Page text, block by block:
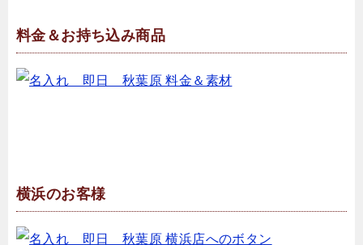
料金＆お持ち込み商品
横浜のお客様